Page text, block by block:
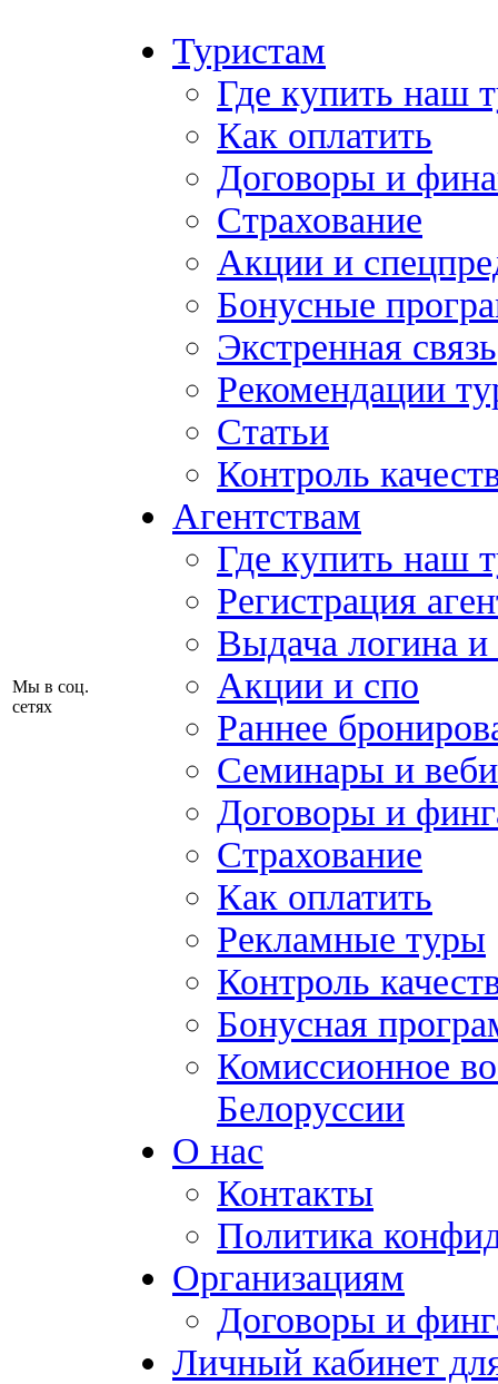
Мы в соц.
сетях
Туристам
Где купить наш
Как оплатить
Договоры и
Страхование
Акции и
Бонусные
Экстренная связь
Рекомендации
Статьи
Контроль
Агентствам
Где купить наш
Регистрация
Выдача логина и
Акции и спо
Раннее
Семинары и
Договоры и
Страхование
Как оплатить
Рекламные туры
Контроль
Бонусная
Комиссионное
Белоруссии
О нас
Контакты
Политика
Организациям
Договоры и
Личный кабинет